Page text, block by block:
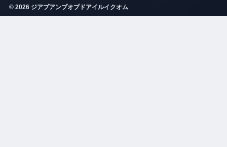
© 2026 ジアプアンプオプドアイルイクオム